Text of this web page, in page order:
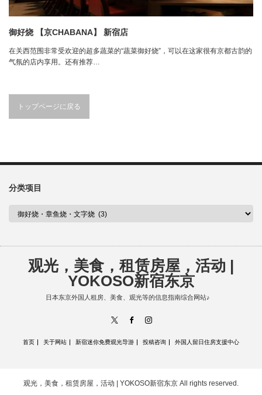
御好烧 【京CHABANA】 新宿店
在关西范围非常受欢迎的超多蔬菜的“蔬菜御好烧”，可以在这家很有京都古韵的
气氛的店内享用。还有推荐…
トップページに戻る
分类项目
观光，美食，租赁房屋，活动 |
YOKOSO新宿东京
日本东京外国人租房、美食、观光等的信息指南综合网站♪
Facebook
首页 关于网站 新宿迷你免费观光导游 投稿咨询 外国人留日住房支援中心
观光，美食，租赁房屋，活动 | YOKOSO新宿东京 All rights reserved.